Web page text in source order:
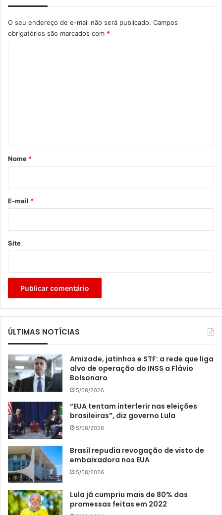
O seu endereço de e-mail não será publicado. Campos
obrigatórios são marcados com *
r
*
Nome *
E-mail *
Site
ÚLTIMAS NOTÍCIAS
Amizade, jatinhos e STF: a rede que liga
alvo de operação do INSS a Flávio
Bolsonaro
5/08/2026
“EUA tentam interferir nas eleições
brasileiras”, diz governo Lula
5/08/2026
Brasil repudia revogação de visto de
embaixadora nos EUA
5/08/2026
Lula já cumpriu mais de 80% das
promessas feitas em 2022